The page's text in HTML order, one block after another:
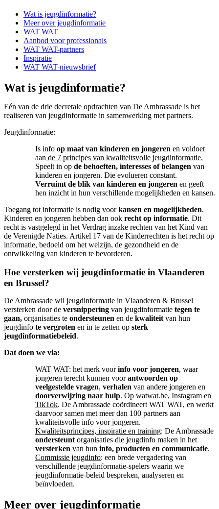
Wat is jeugdinformatie?
Meer over jeugdinformatie
WAT WAT
Aanbod voor professionals
WAT WAT-partners
Inspiratie
WAT WAT-nieuwsbrief
Wat is jeugdinformatie?
Eén van de drie decretale opdrachten van De Ambrassade is het
realiseren van jeugdinformatie in samenwerking met partners.
Jeugdinformatie:
Is info op maat van kinderen en jongeren en voldoet
aan de 7 principes van kwaliteitsvolle jeugdinformatie.
Speelt in op de behoeften, interesses of belangen van
kinderen en jongeren. Die evolueren constant.
Verruimt de blik van kinderen en jongeren en geeft
hen inzicht in hun verschillende mogelijkheden en kansen.
Toegang tot informatie is nodig voorkansen en mogelijkheden.
Kinderen en jongeren hebben dan ook recht op informatie. Dit
recht is vastgelegd in het Verdrag inzake rechten van het Kind van
de Verenigde Naties. Artikel 17 van de Kinderrechten is het recht op
informatie, bedoeld om het welzijn, de gezondheid en de
ontwikkeling van kinderen te bevorderen.
Hoe versterken wij jeugdinformatie in Vlaanderen
en Brussel?
De Ambrassade wil jeugdinformatie in Vlaanderen & Brussel
versterken door de versnippering van jeugdinformatie tegen te
gaan, organisaties te ondersteunen en de kwaliteit van hun
jeugdinfo te vergroten en in te zetten op sterk
jeugdinformatiebeleid.
Dat doen we via:
WAT WAT: het merk voorinfo voor jongeren, waar
jongeren terecht kunnen voorantwoorden op
veelgestelde vragen, verhalen van andere jongeren en
doorverwijzing naar hulp. Op watwat.be, Instagram en
TikTok. De Ambrassade coördineert WAT WAT, en werkt
daarvoor samen met meer dan 100 partners aan
kwaliteitsvolle info voor jongeren.
Kwaliteitsprincipes, inspiratie en training: De Ambrassade
ondersteunt organisaties die jeugdinfo maken in het
versterken van hun info, producten en communicatie.
Commissie jeugdinfo: een brede vergadering van
verschillende jeugdinformatie-spelers waarin we
jeugdinformatie-beleid bespreken, analyseren en
beïnvloeden.
Meer over jeugdinformatie